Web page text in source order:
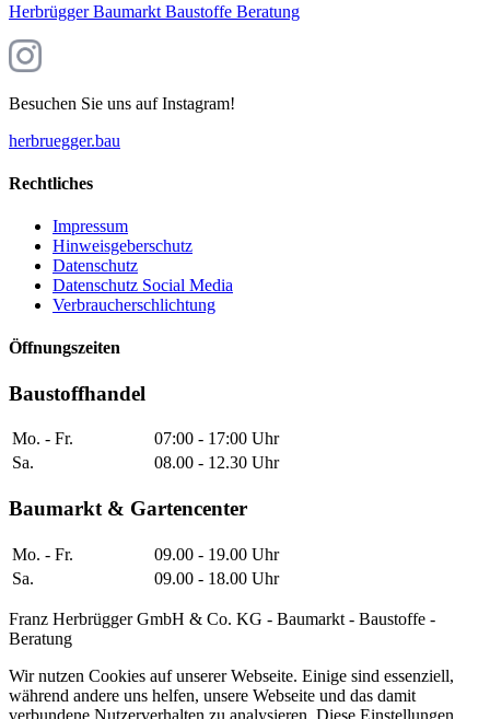
Herbrügger Baumarkt Baustoffe Beratung
Besuchen Sie uns auf Instagram!
herbruegger.bau
Rechtliches
Impressum
Hinweisgeberschutz
Datenschutz
Datenschutz Social Media
Verbraucherschlichtung
Öffnungszeiten
Baustoffhandel
Mo. - Fr.
07:00 - 17:00 Uhr
Sa.
08.00 - 12.30 Uhr
Baumarkt & Gartencenter
Mo. - Fr.
09.00 - 19.00 Uhr
Sa.
09.00 - 18.00 Uhr
Franz Herbrügger GmbH & Co. KG - Baumarkt - Baustoffe -
Beratung
Wir nutzen Cookies auf unserer Webseite. Einige sind essenziell,
während andere uns helfen, unsere Webseite und das damit
verbundene Nutzerverhalten zu analysieren. Diese Einstellungen